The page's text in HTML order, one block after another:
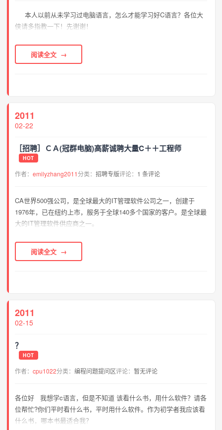
本人以前从未学习过电脑语言，怎么才能学习好C语言？各位大
侠请多指教一下！先谢谢！
阅读全文
2011
02-22
［招聘］ＣＡ(冠群电脑)高薪诚聘大量C＋＋工程师
HOT
作者：emilyzhang2011分类：招聘专版评论： 1 条评论
CA世界500强公司，是全球最大的IT管理软件公司之一，创建于
1976年，已在纽约上市，服务于全球140多个国家的客户。是全球最
大的IT管理软件供应商之一。
阅读全文
2011
02-15
？
HOT
作者：cpu1022分类：编程问题提问区评论：暂无评论
各位好 我想学c语言，但是不知道 该看什么书，用什么软件？请各
位帮忙?你们平时看什么书，平时用什么软件。作为初学者我应该看
什么书，哪本书最适合我？